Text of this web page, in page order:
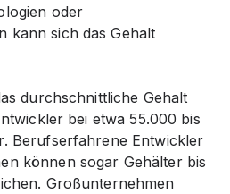
oder
kann sich das Gehalt
durchschnittliche Gehalt
bei etwa 55.000 bis
Berufserfahrene Entwickler
können sogar Gehälter bis
Großunternehmen